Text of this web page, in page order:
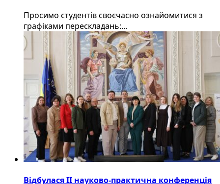
Просимо студентів своєчасно ознайомитися з
графіками перескладань:...
Відбулася ІІ науково-практична конференція